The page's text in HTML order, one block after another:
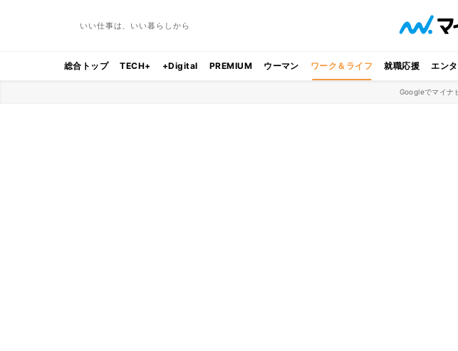
いい仕事は、いい暮らしから
総合トップ TECH+ +Digital PREMIUM ウーマン ワーク＆ライフ 就職応援 エン
Googleでマイナ